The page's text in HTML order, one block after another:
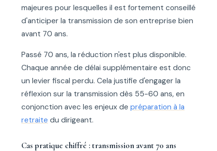
majeures pour lesquelles il est fortement conseillé
d'anticiper la transmission de son entreprise bien
avant 70 ans.
Passé 70 ans, la réduction n'est plus disponible.
Chaque année de délai supplémentaire est donc
un levier fiscal perdu. Cela justifie d'engager la
réflexion sur la transmission dès 55-60 ans, en
conjonction avec les enjeux de préparation à la
retraite du dirigeant.
Cas pratique chiffré : transmission avant 70 ans